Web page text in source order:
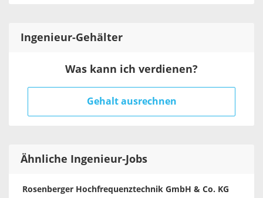
Ingenieur-Gehälter
Was kann ich verdienen?
Gehalt ausrechnen
Ähnliche Ingenieur-Jobs
Rosenberger Hochfrequenztechnik GmbH & Co. KG